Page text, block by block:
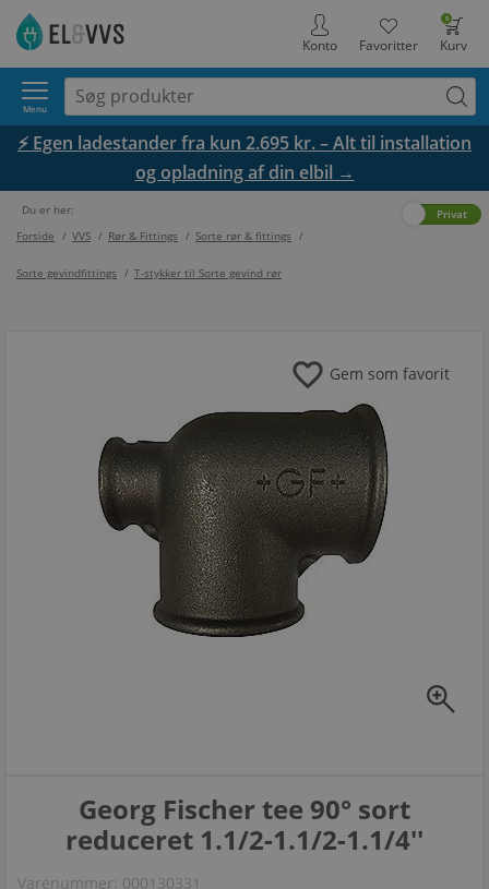
0
Kurv
Favoritter
Konto
Menu
⚡ Egen ladestander fra kun 2.695 kr. – Alt til installation
og opladning af din elbil →
Du er her:
Forside / VVS / Rør & Fittings / Sorte rør & fittings /
Sorte gevindfittings / T-stykker til Sorte gevind rør
Privat
zoom_in
favorite Gem som favorit
Georg Fischer tee 90° sort
reduceret 1.1/2-1.1/2-1.1/4''
Varenummer: 000130331